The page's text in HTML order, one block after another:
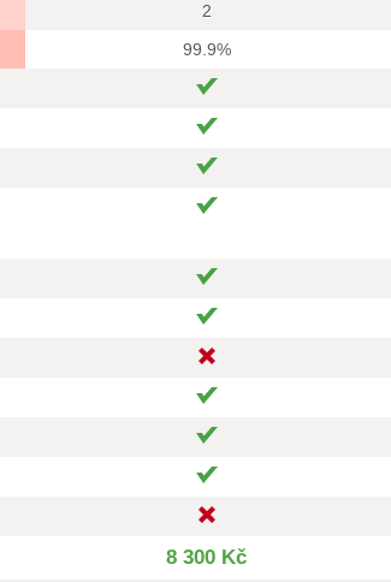
2
99.9%
8 300 Kč